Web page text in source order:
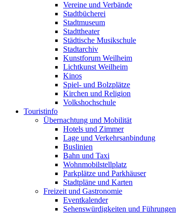
Vereine und Verbände
Stadtbücherei
Stadtmuseum
Stadttheater
Städtische Musikschule
Stadtarchiv
Kunstforum Weilheim
Lichtkunst Weilheim
Kinos
Spiel- und Bolzplätze
Kirchen und Religion
Volkshochschule
Touristinfo
Übernachtung und Mobilität
Hotels und Zimmer
Lage und Verkehrsanbindung
Buslinien
Bahn und Taxi
Wohnmobilstellplatz
Parkplätze und Parkhäuser
Stadtpläne und Karten
Freizeit und Gastronomie
Eventkalender
Sehenswürdigkeiten und Führungen